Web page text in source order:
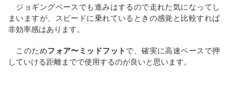
ジョギングペースでも進みはするので走れた気になってし
まいますが、スピードに乗れているときの感覚と比較すれば
非効率感はあります。
このためフォア〜ミッドフット で、確実に高速ペースで押
していける距離までで使用するのが良いと思います。